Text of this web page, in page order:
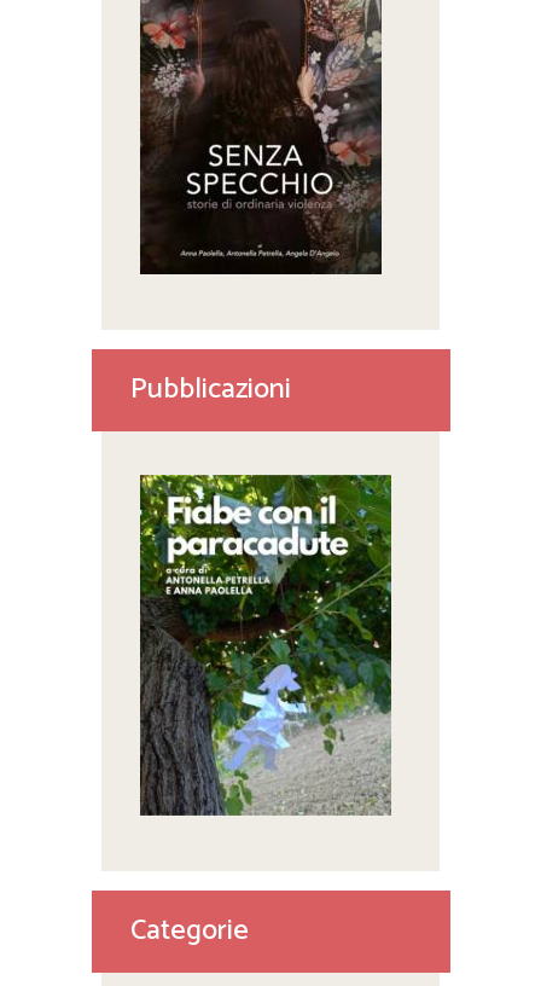
Pubblicazioni
Categorie